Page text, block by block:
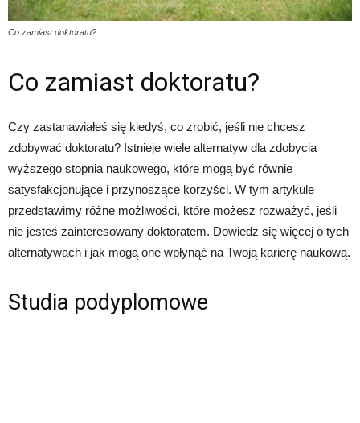
Co zamiast doktoratu?
Co zamiast doktoratu?
Czy zastanawiałeś się kiedyś, co zrobić, jeśli nie chcesz
zdobywać doktoratu? Istnieje wiele alternatyw dla zdobycia
wyższego stopnia naukowego, które mogą być równie
satysfakcjonujące i przynoszące korzyści. W tym artykule
przedstawimy różne możliwości, które możesz rozważyć, jeśli
nie jesteś zainteresowany doktoratem. Dowiedz się więcej o tych
alternatywach i jak mogą one wpłynąć na Twoją karierę naukową.
Studia podyplomowe